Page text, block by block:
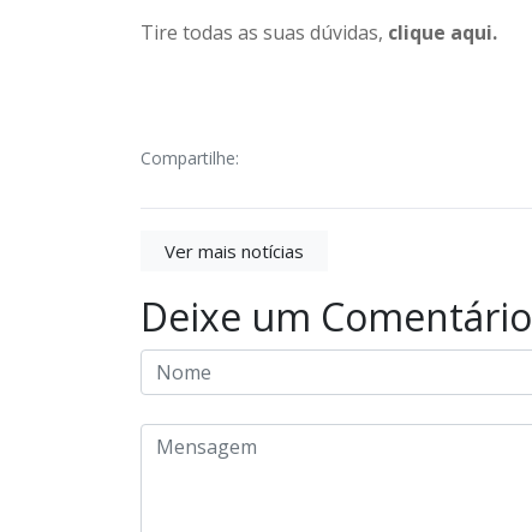
Tire todas as suas dúvidas, clique aqui.
Compartilhe:
Ver mais notícias
Deixe um Comentário